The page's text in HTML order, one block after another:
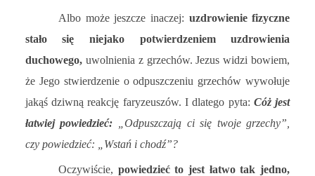
Albo może jeszcze inaczej: uzdrowienie fizyczne
stało się niejako potwierdzeniem uzdrowienia
duchowego,uwolnienia z grzechów. Jezus widzi bowiem,
że Jego stwierdzenie o odpuszczeniu grzechów wywołuje
jakąś dziwną reakcję faryzeuszów. I dlatego pyta: Cóż jest
łatwiej powiedzieć: „Odpuszczają ci się twoje grzechy”,
czy powiedzieć: „Wstań i chodź”?
Oczywiście, powiedzieć to jest łatwo tak jedno,